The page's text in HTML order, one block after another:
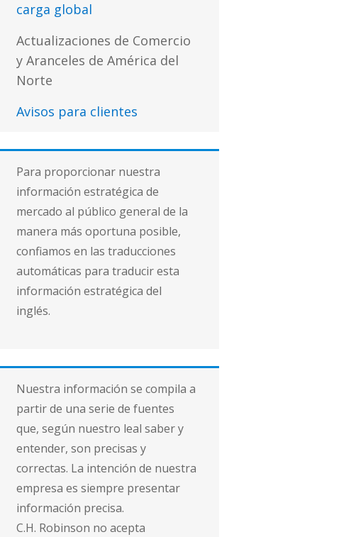
carga global
Actualizaciones de Comercio
y Aranceles de América del
Norte
Avisos para clientes
Para proporcionar nuestra
información estratégica de
mercado al público general de la
manera más oportuna posible,
confiamos en las traducciones
automáticas para traducir esta
información estratégica del
inglés.
Nuestra información se compila a
partir de una serie de fuentes
que, según nuestro leal saber y
entender, son precisas y
correctas. La intención de nuestra
empresa es siempre presentar
información precisa.
C.H. Robinson no acepta